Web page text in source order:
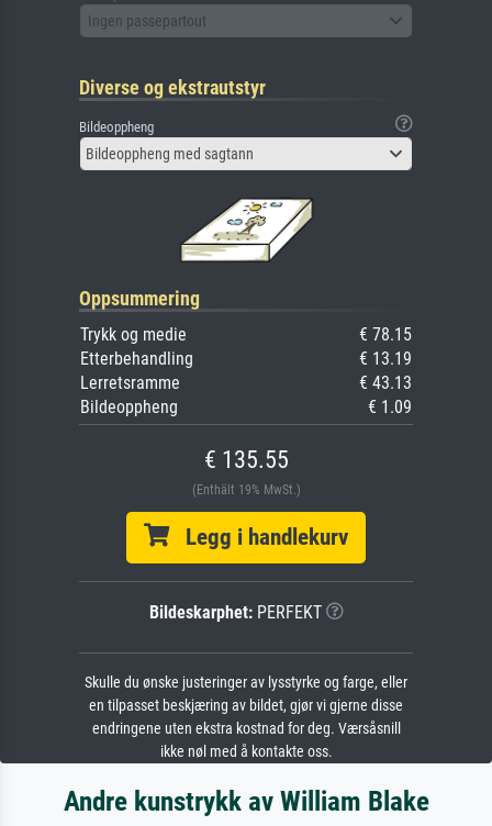
Ingen passepartout
Diverse og ekstrautstyr
Bildeoppheng
Bildeoppheng med sagtann
Oppsummering
Trykk og medie
€ 78.15
Etterbehandling
€ 13.19
Lerretsramme
€ 43.13
Bildeoppheng
€ 1.09
€ 135.55
(Enthält 19% MwSt.)
Legg i handlekurv
Bildeskarphet:PERFEKT
Skulle du ønske justeringer av lysstyrke og farge, eller
en tilpasset beskjæring av bildet, gjør vi gjerne disse
endringene uten ekstra kostnad for deg. Værsåsnill
ikke nøl med å kontakte oss.
Andre kunstrykk av William Blake